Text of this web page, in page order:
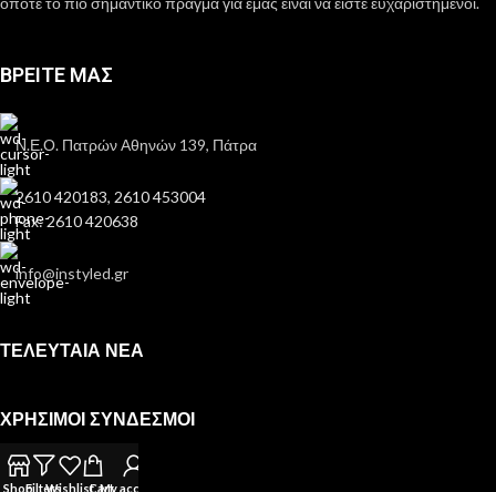
ΒΡΕΙΤΕ ΜΑΣ
Ν.Ε.Ο. Πατρών Αθηνών 139, Πάτρα
2610 420183, 2610 453004
Fax: 2610 420638
info@instyled.gr
ΤΕΛΕΥΤΑΙΑ ΝΕΑ
ΧΡΗΣΙΜΟΙ ΣΥΝΔΕΣΜΟΙ
Όροι Χρήσης
ShopFiltersWishlistCartMy account